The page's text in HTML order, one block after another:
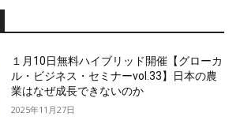
１月10日無料ハイブリッド開催【グローカ
ル・ビジネス・セミナーvol.33】日本の農
業はなぜ成長できないのか
2025年11月27日